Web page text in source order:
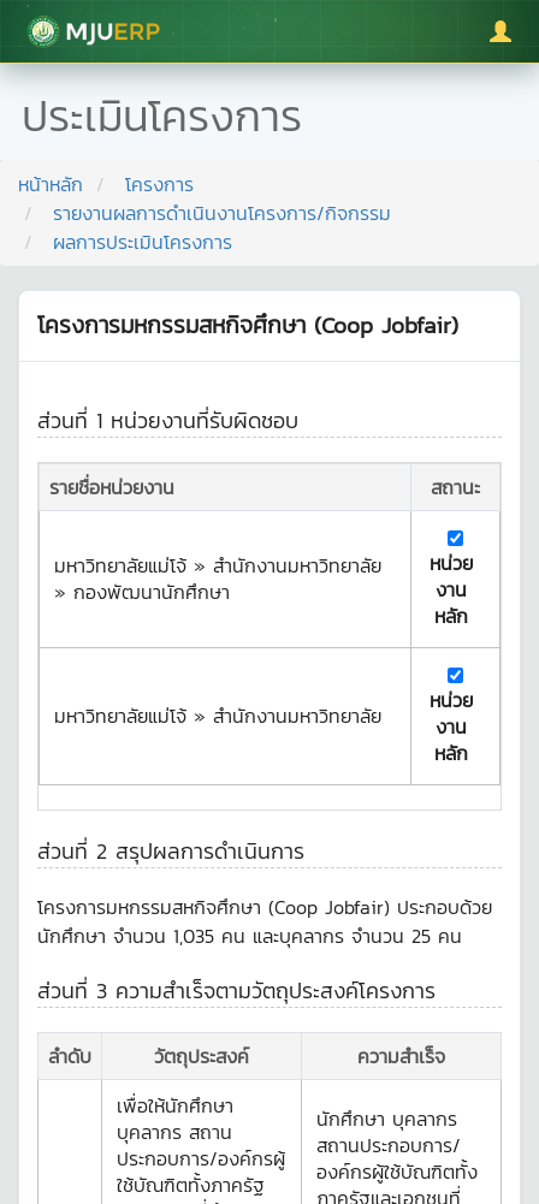
มหาวิทยาลัยแม่โจ้
ประเมินโครงการ
หน้าหลัก
โครงการ
รายงานผลการดำเนินงานโครงการ/กิจกรรม
ผลการประเมินโครงการ
โครงการมหกรรมสหกิจศึกษา (Coop Jobfair)
ส่วนที่ 1 หน่วยงานที่รับผิดชอบ
รายชื่อหน่วยงาน สถานะ
มหาวิทยาลัยแม่โจ้ » สำนักงานมหาวิทยาลัย
» กองพัฒนานักศึกษา
หน่วย
งาน
หลัก
มหาวิทยาลัยแม่โจ้ » สำนักงานมหาวิทยาลัย
หน่วย
งาน
หลัก
ส่วนที่ 2 สรุปผลการดำเนินการ
โครงการมหกรรมสหกิจศึกษา (Coop Jobfair) ประกอบด้วย
นักศึกษา จำนวน 1,035 คน และบุคลากร จำนวน 25 คน
ส่วนที่ 3 ความสำเร็จตามวัตถุประสงค์โครงการ
ลำดับ วัตถุประสงค์ ความสำเร็จ
เพื่อให้นักศึกษา
บุคลากร สถาน
ประกอบการ/องค์กรผู้
ใช้บัณฑิตทั้งภาครัฐ
นักศึกษา บุคลากร
สถานประกอบการ/
องค์กรผู้ใช้บัณฑิตทั้ง
ภาครัฐและเอกชนที่